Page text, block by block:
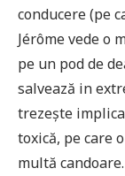
conducere (pe
Jérôme vede o
pe un pod de
salvează in
trezește
toxică, pe care
multă